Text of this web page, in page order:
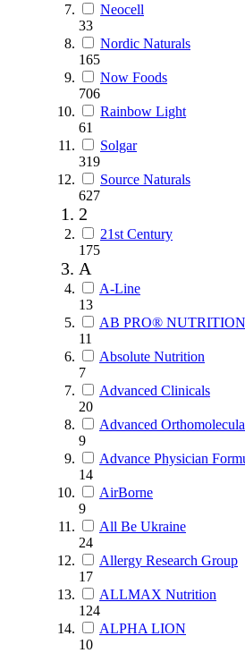
Neocell
33
Nordic Naturals
165
Now Foods
706
Rainbow Light
61
Solgar
319
Source Naturals
627
2
21st Century
175
A
A-Line
13
AB PRO® NUTRITION
11
Absolute Nutrition
7
Advanced Clinicals
20
Advanced
9
Advance Physician
14
AirBorne
9
All Be Ukraine
24
Allergy Research Group
17
ALLMAX Nutrition
124
ALPHA LION
10